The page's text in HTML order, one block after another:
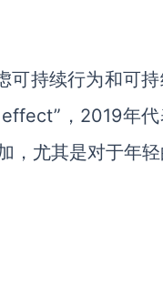
可持续行为和可
，2019年
，尤其是对于年